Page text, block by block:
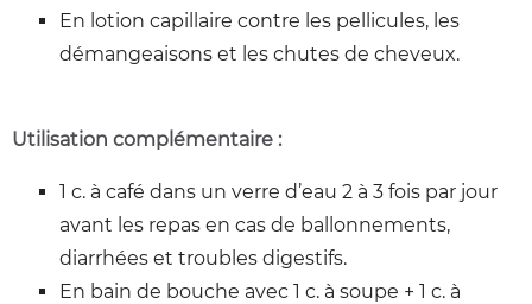
En lotion capillaire contre les pellicules, les
démangeaisons et les chutes de cheveux.
Utilisation complémentaire :
1 c. à café dans un verre d’eau 2 à 3 fois par jour
avant les repas en cas de ballonnements,
diarrhées et troubles digestifs.
En bain de bouche avec 1 c. à soupe + 1 c. à